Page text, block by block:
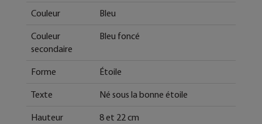
Couleur Bleu
Couleur
secondaire
Bleu foncé
Forme Étoile
Texte Né sous la bonne étoile
Hauteur
8 et 22 cm